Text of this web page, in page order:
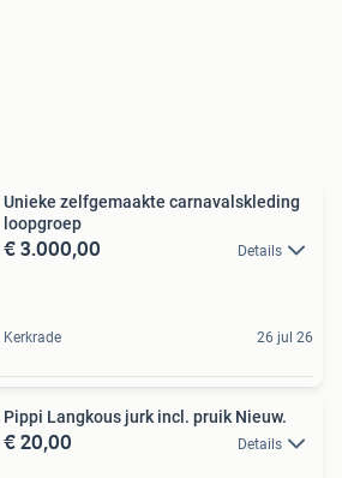
Unieke zelfgemaakte carnavalskleding
loopgroep
€ 3.000,00 Details
Kerkrade 26 jul 26
Pippi Langkous jurk incl. pruik Nieuw.
€ 20,00 Details